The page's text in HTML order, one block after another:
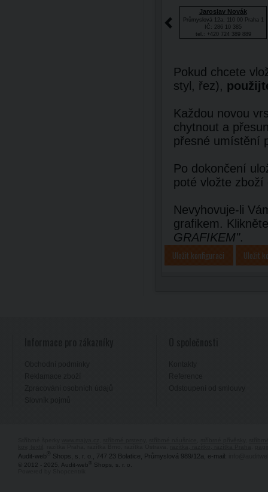
Jaroslav Novák
Průmyslová 12a, 110 00 Praha 1
IČ: 286 10 385
tel.: +420 724 389 889
Pokud chcete
styl, řez),
Každou novou
chytnout a
přesné umístění
Po dokončení
poté vložte zboží
Nevyhovuje-li
grafikem.
GRAFIKEM".
Uložit konfiguraci Uložit
Audit-web Shops, s. r. o., 747 23 Bolatice, Průmyslová 989/12a, e-mail:
© 2012 - 2025, Audit-web
Shops, s. r. o.